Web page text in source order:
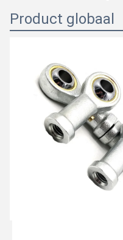
Product globaal